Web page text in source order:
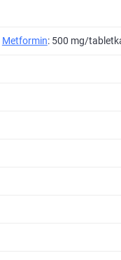
Metformin: 500 mg/